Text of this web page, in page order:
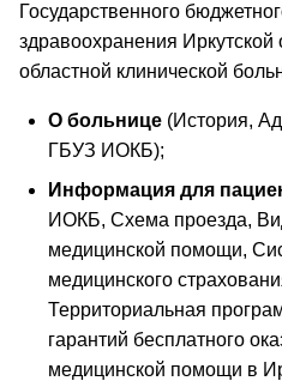
Государственного
здравоохранения Иркутской
областной клинической
О больнице (История,
ГБУЗ ИОКБ);
Информация для
ИОКБ, Схема проезда,
медицинской помощи,
медицинского
Территориальная
гарантий бесплатного
медицинской помощи в